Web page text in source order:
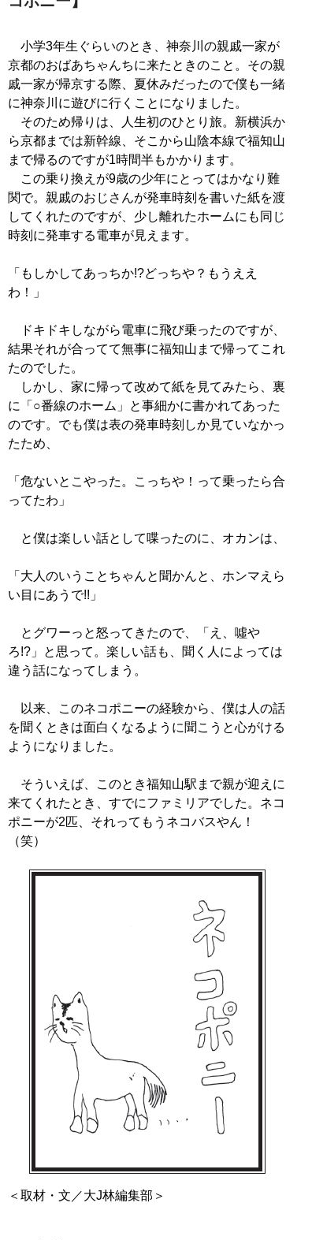
小学3年生ぐらいのとき、神奈川の親戚一家が
京都のおばあちゃんちに来たときのこと。その親
戚一家が帰京する際、夏休みだったので僕も一緒
に神奈川に遊びに行くことになりました。
そのため帰りは、人生初のひとり旅。新横浜か
ら京都までは新幹線、そこから山陰本線で福知山
まで帰るのですが1時間半もかかります。
この乗り換えが9歳の少年にとってはかなり難
関で。親戚のおじさんが発車時刻を書いた紙を渡
してくれたのですが、少し離れたホームにも同じ
時刻に発車する電車が見えます。
「もしかしてあっちか!?どっちや？もうええ
わ！」
ドキドキしながら電車に飛び乗ったのですが、
結果それが合ってて無事に福知山まで帰ってこれ
たのでした。
しかし、家に帰って改めて紙を見てみたら、裏
に「○番線のホーム」と事細かに書かれてあった
のです。でも僕は表の発車時刻しか見ていなかっ
たため、
「危ないとこやった。こっちや！って乗ったら合
ってたわ」
と僕は楽しい話として喋ったのに、オカンは、
「大人のいうことちゃんと聞かんと、ホンマえら
い目にあうで!!」
とグワーっと怒ってきたので、「え、噓や
ろ!?」と思って。楽しい話も、聞く人によっては
違う話になってしまう。
以来、このネコポニーの経験から、僕は人の話
を聞くときは面白くなるように聞こうと心がける
ようになりました。
そういえば、このとき福知山駅まで親が迎えに
来てくれたとき、すでにファミリアでした。ネコ
ポニーが2匹、それってもうネコバスやん！
（笑）
＜取材・文／大J林編集部＞